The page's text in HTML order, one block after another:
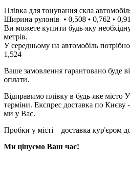
Плівка для тонування скла
Ширина рулонів • 0,508 • 0,762 •
Ви можете купити будь-яку
метрів.
У середньому на автомобіль
1,524
Ваше замовлення гарантовано буде
оплати.
Відправимо плівку в будь-яке місто
терміни. Експрес доставка по Києву
ми у Вас.
Пробки у місті – доставка кур'єром
Ми цінуємо Ваш час!